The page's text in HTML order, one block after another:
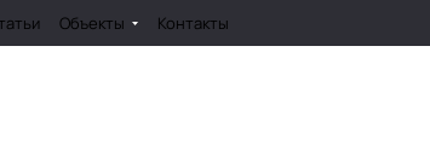
Объекты Контакты